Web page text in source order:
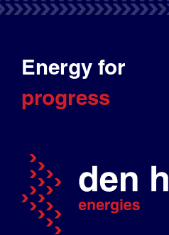
Energy for
progress